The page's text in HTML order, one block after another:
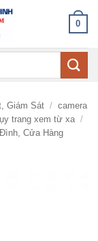
0
Giám Sát / camera
trang xem từ xa /
Cửa Hàng